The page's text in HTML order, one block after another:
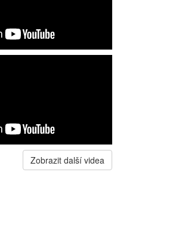
Zobrazit další videa